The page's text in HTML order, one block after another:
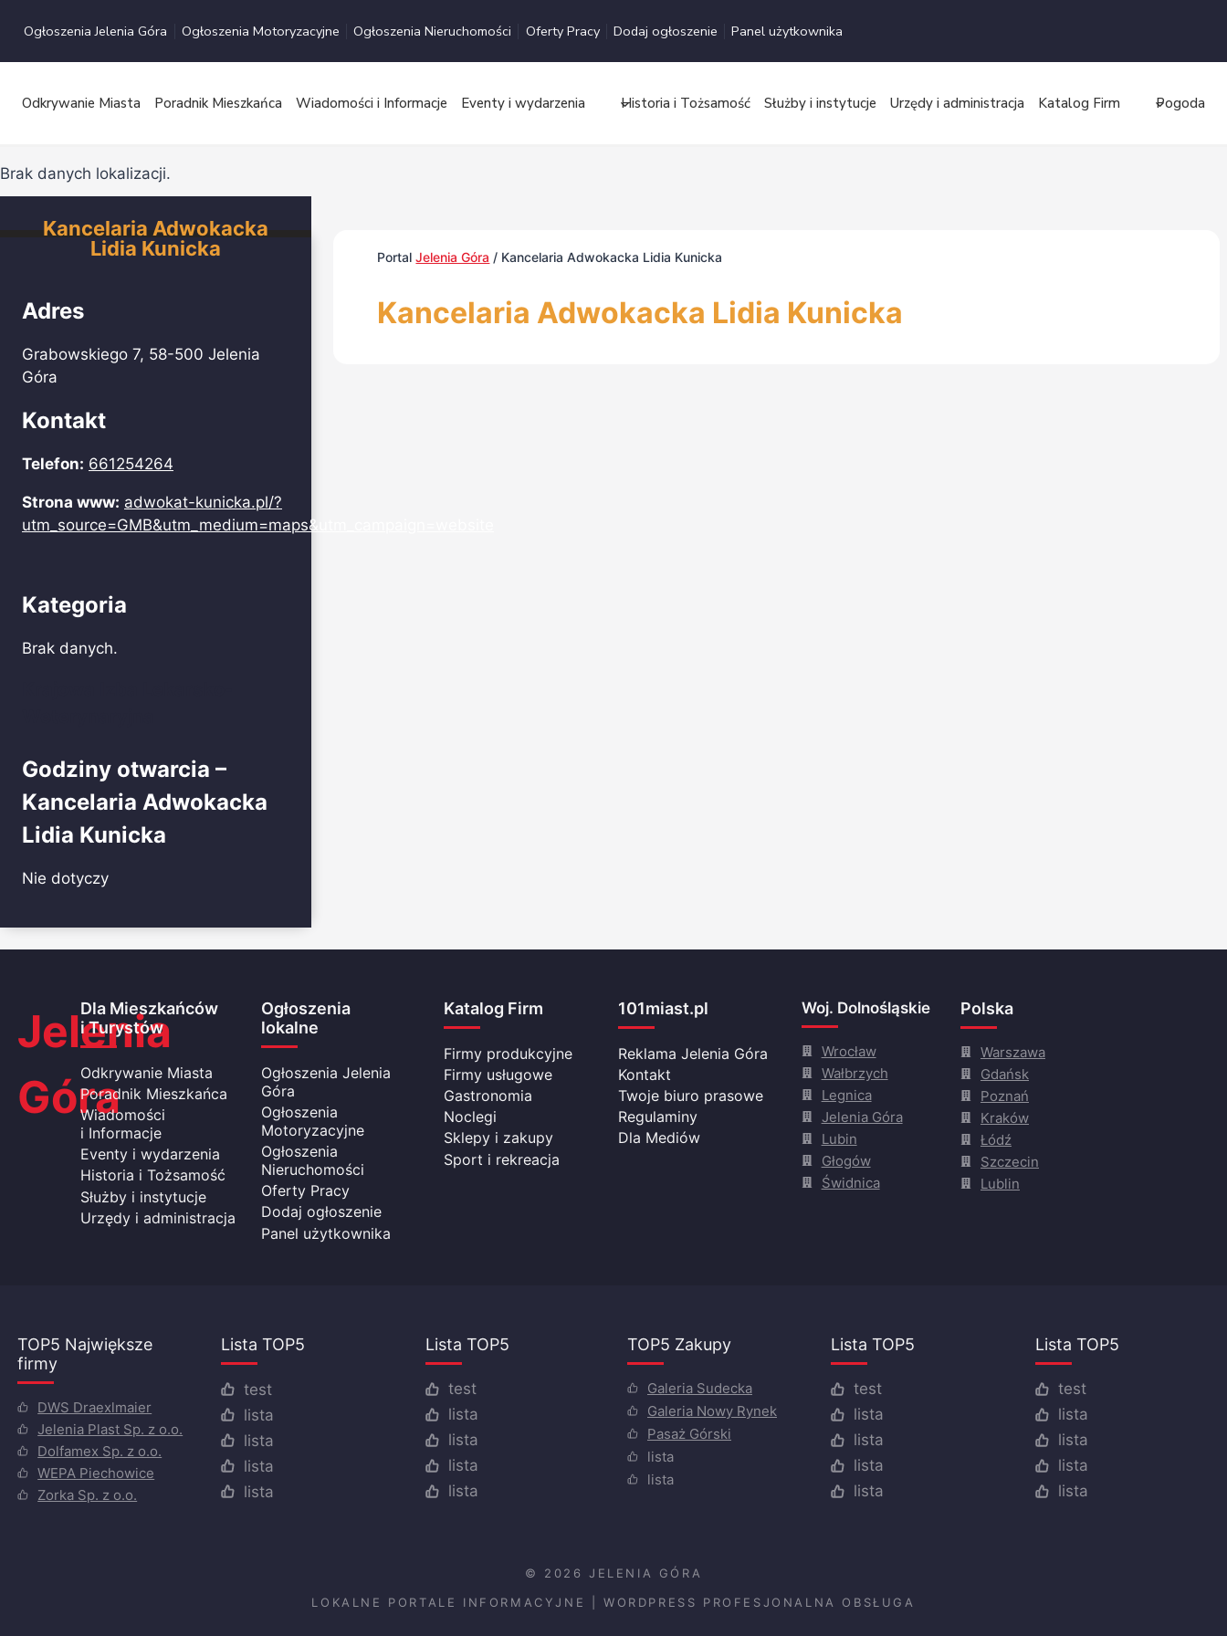
Ogłoszenia Jelenia Góra Ogłoszenia Motoryzacyjne Ogłoszenia Nieruchomości Oferty Pracy Dodaj ogłoszenie Panel użytkownika
Odkrywanie Miasta Poradnik Mieszkańca Wiadomości i Informacje Eventy i wydarzenia Historia i Tożsamość Służby i instytucje Urzędy i administracja Katalog Firm Pogoda
Brak danych lokalizacji.
Kancelaria Adwokacka
Lidia Kunicka
Adres
Grabowskiego 7, 58-500 Jelenia
Góra
Kontakt
Telefon: 661254264
Strona www: adwokat-kunicka.pl/?
utm_source=GMB&utm_medium=maps&utm_campaign=website
Kategoria
Brak danych.
Godziny otwarcia –
Kancelaria Adwokacka
Lidia Kunicka
Nie dotyczy
PortalJelenia Góra / Kancelaria Adwokacka Lidia Kunicka
Kancelaria Adwokacka Lidia Kunicka
Jelenia
Góra
Dla Mieszkańców
i Turystów
Odkrywanie Miasta
Poradnik Mieszkańca
Wiadomości
i Informacje
Eventy i wydarzenia
Historia i Tożsamość
Służby i instytucje
Urzędy i administracja
Ogłoszenia
lokalne
Ogłoszenia Jelenia
Góra
Ogłoszenia
Motoryzacyjne
Ogłoszenia
Nieruchomości
Oferty Pracy
Dodaj ogłoszenie
Panel użytkownika
Katalog Firm
Firmy produkcyjne
Firmy usługowe
Gastronomia
Noclegi
Sklepy i zakupy
Sport i rekreacja
101miast.pl
Reklama Jelenia Góra
Kontakt
Twoje biuro prasowe
Regulaminy
Dla Mediów
Woj. Dolnośląskie
Wrocław
Wałbrzych
Legnica
Jelenia Góra
Lubin
Głogów
Świdnica
Polska
Warszawa
Gdańsk
Poznań
Kraków
Łódź
Szczecin
Lublin
TOP5 Największe
firmy
DWS Draexlmaier
Jelenia Plast Sp. z o.o.
Dolfamex Sp. z o.o.
WEPA Piechowice
Zorka Sp. z o.o.
Lista TOP5
test
lista
lista
lista
lista
Lista TOP5
test
lista
lista
lista
lista
TOP5 Zakupy
Galeria Sudecka
Galeria Nowy Rynek
Pasaż Górski
lista
lista
Lista TOP5
test
lista
lista
lista
lista
Lista TOP5
test
lista
lista
lista
lista
© 2026 JELENIA GÓRA
LOKALNE PORTALE INFORMACYJNE
WORDPRESS PROFESJONALNA OBSŁUGA